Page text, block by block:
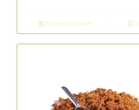
Ajouter au panier